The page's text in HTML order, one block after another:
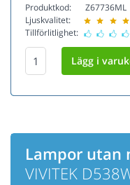
Produktkod:
Ljuskvalitet:
Tillförlitlighet:
Z67736ML
Lampor utan
VIVITEK